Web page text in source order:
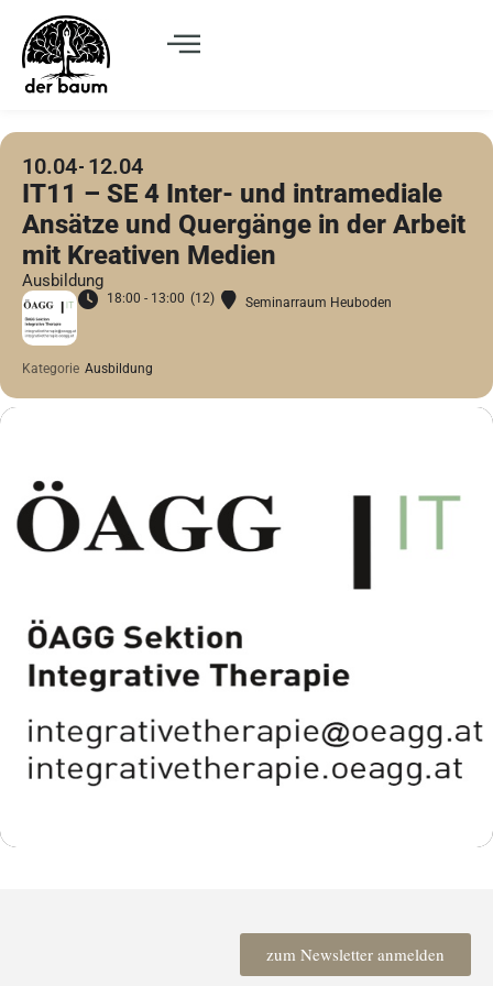
10.04 12.04
IT11 – SE 4 Inter- und intramediale
Ansätze und Quergänge in der Arbeit
mit Kreativen Medien
Ausbildung
18:00 - 13:00 (12) Seminarraum Heuboden
Kategorie Ausbildung
zum Newsletter anmelden